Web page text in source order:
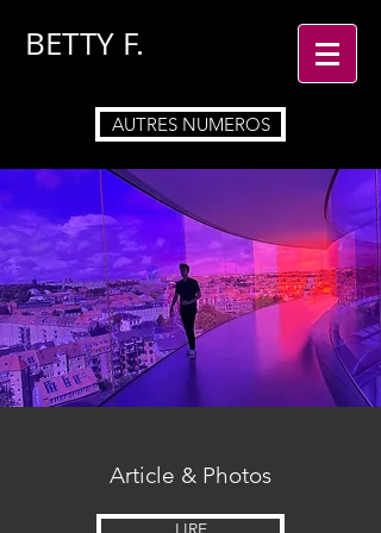
BETTY F.
Article & Photos
AUTRES NUMEROS